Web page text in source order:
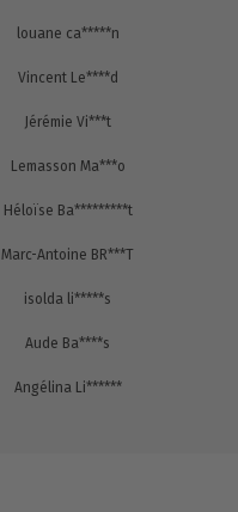
louane ca*****n
Vincent Le****d
Jérémie Vi***t
Lemasson Ma***o
Héloïse Ba*********t
Marc-Antoine BR***T
isolda li*****s
Aude Ba****s
Angélina Li******